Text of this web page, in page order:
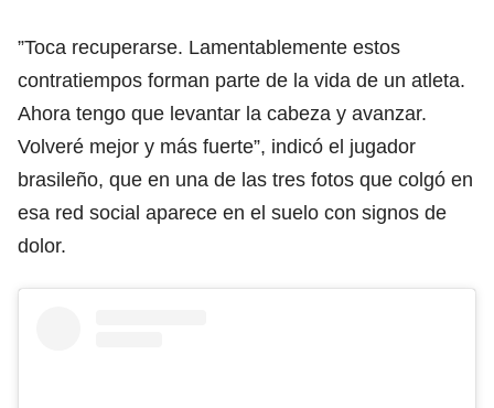
”Toca recuperarse. Lamentablemente estos
contratiempos forman parte de la vida de un atleta.
Ahora tengo que levantar la cabeza y avanzar.
Volveré mejor y más fuerte”, indicó el jugador
brasileño, que en una de las tres fotos que colgó en
esa red social aparece en el suelo con signos de
dolor.